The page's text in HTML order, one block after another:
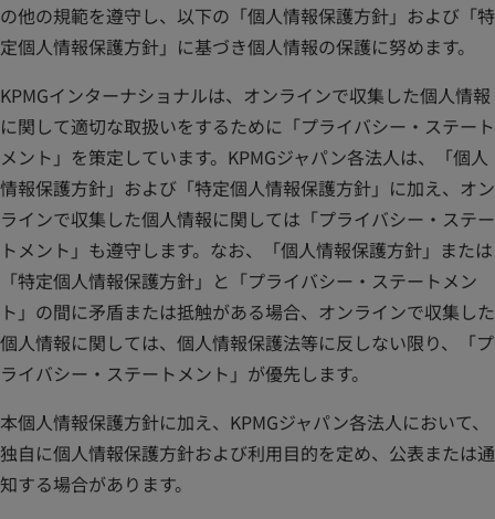
の他の規範を遵守し、以下の「個人情報保護方針」および「特
定個人情報保護方針」に基づき個人情報の保護に努めます。
KPMGインターナショナルは、オンラインで収集した個人情報
に関して適切な取扱いをするために「プライバシー・ステート
メント」を策定しています。KPMGジャパン各法人は、「個人
情報保護方針」および「特定個人情報保護方針」に加え、オン
ラインで収集した個人情報に関しては「プライバシー・ステー
トメント」も遵守します。なお、「個人情報保護方針」または
「特定個人情報保護方針」と「プライバシー・ステートメン
ト」の間に矛盾または抵触がある場合、オンラインで収集した
個人情報に関しては、個人情報保護法等に反しない限り、「プ
ライバシー・ステートメント」が優先します。
本個人情報保護方針に加え、KPMGジャパン各法人において、
独自に個人情報保護方針および利用目的を定め、公表または通
知する場合があります。